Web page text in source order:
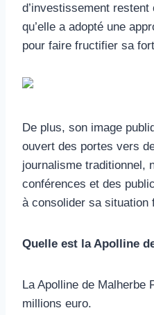
d’investissement
qu’elle a adopté une
pour faire fructifier sa
De plus, son image
ouvert des portes vers
journalisme traditionnel,
conférences et des
à consolider sa situation
Quelle est la Apolline
La Apolline de Malherbe
millions euro.